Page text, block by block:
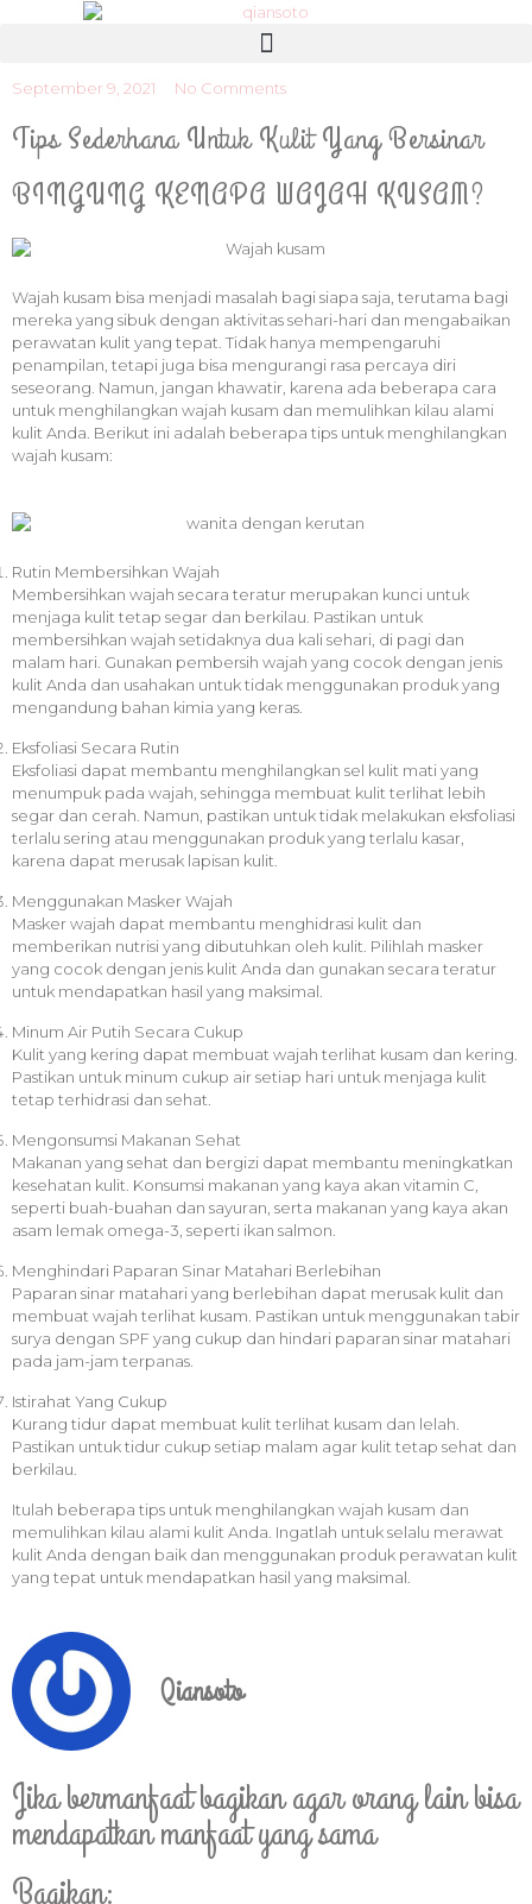
September 9, 2021 No Comments
Tips Sederhana Untuk Kulit Yang Bersinar
BINGUNG KENAPA WAJAH KUSAM?
Wajah kusam bisa menjadi masalah bagi siapa saja, terutama bagi
mereka yang sibuk dengan aktivitas sehari-hari dan mengabaikan
perawatan kulit yang tepat. Tidak hanya mempengaruhi
penampilan, tetapi juga bisa mengurangi rasa percaya diri
seseorang. Namun, jangan khawatir, karena ada beberapa cara
untuk menghilangkan wajah kusam dan memulihkan kilau alami
kulit Anda. Berikut ini adalah beberapa tips untuk menghilangkan
wajah kusam:
Rutin Membersihkan Wajah
Membersihkan wajah secara teratur merupakan kunci untuk
menjaga kulit tetap segar dan berkilau. Pastikan untuk
membersihkan wajah setidaknya dua kali sehari, di pagi dan
malam hari. Gunakan pembersih wajah yang cocok dengan jenis
kulit Anda dan usahakan untuk tidak menggunakan produk yang
mengandung bahan kimia yang keras.
Eksfoliasi Secara Rutin
Eksfoliasi dapat membantu menghilangkan sel kulit mati yang
menumpuk pada wajah, sehingga membuat kulit terlihat lebih
segar dan cerah. Namun, pastikan untuk tidak melakukan eksfoliasi
terlalu sering atau menggunakan produk yang terlalu kasar,
karena dapat merusak lapisan kulit.
Menggunakan Masker Wajah
Masker wajah dapat membantu menghidrasi kulit dan
memberikan nutrisi yang dibutuhkan oleh kulit. Pilihlah masker
yang cocok dengan jenis kulit Anda dan gunakan secara teratur
untuk mendapatkan hasil yang maksimal.
Minum Air Putih Secara Cukup
Kulit yang kering dapat membuat wajah terlihat kusam dan kering.
Pastikan untuk minum cukup air setiap hari untuk menjaga kulit
tetap terhidrasi dan sehat.
Mengonsumsi Makanan Sehat
Makanan yang sehat dan bergizi dapat membantu meningkatkan
kesehatan kulit. Konsumsi makanan yang kaya akan vitamin C,
seperti buah-buahan dan sayuran, serta makanan yang kaya akan
asam lemak omega-3, seperti ikan salmon.
Menghindari Paparan Sinar Matahari Berlebihan
Paparan sinar matahari yang berlebihan dapat merusak kulit dan
membuat wajah terlihat kusam. Pastikan untuk menggunakan tabir
surya dengan SPF yang cukup dan hindari paparan sinar matahari
pada jam-jam terpanas.
Istirahat Yang Cukup
Kurang tidur dapat membuat kulit terlihat kusam dan lelah.
Pastikan untuk tidur cukup setiap malam agar kulit tetap sehat dan
berkilau.
Itulah beberapa tips untuk menghilangkan wajah kusam dan
memulihkan kilau alami kulit Anda. Ingatlah untuk selalu merawat
kulit Anda dengan baik dan menggunakan produk perawatan kulit
yang tepat untuk mendapatkan hasil yang maksimal.
Qiansoto
Jika bermanfaat bagikan agar orang lain bisa
mendapatkan manfaat yang sama
Bagikan: